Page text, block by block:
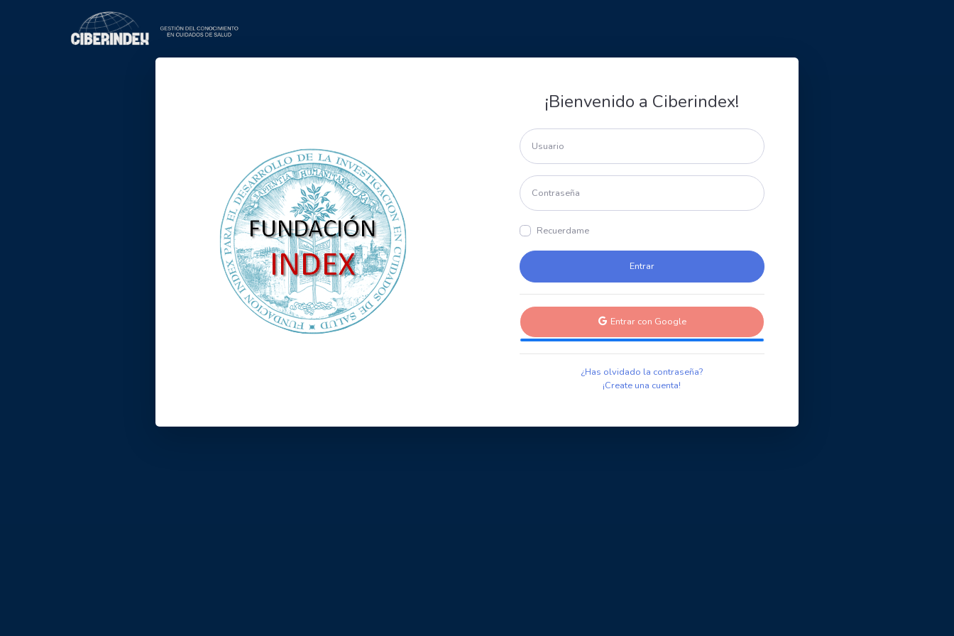
¡Bienvenido a Ciberindex!
Recuerdame
Entrar con Google
¿Has olvidado la contraseña?
¡Create una cuenta!